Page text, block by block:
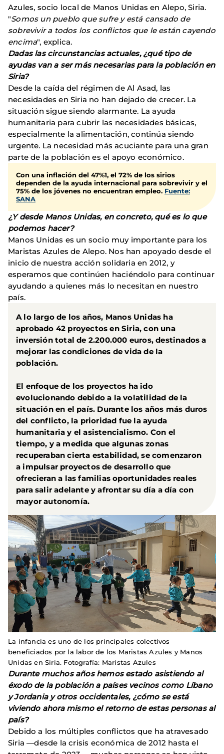
Azules, socio local de Manos Unidas en Alepo, Siria.
"Somos un pueblo que sufre y está cansado de
sobrevivir a todos los conflictos que le están cayendo
encima", explica.
Dadas las circunstancias actuales, ¿qué tipo de
ayudas van a ser más necesarias para la población en
Siria?
Desde la caída del régimen de Al Asad, las
necesidades en Siria no han dejado de crecer. La
situación sigue siendo alarmante. La ayuda
humanitaria para cubrir las necesidades básicas,
especialmente la alimentación, continúa siendo
urgente. La necesidad más acuciante para una gran
parte de la población es el apoyo económico.
Con una inflación del 47%1, el 72% de los sirios
dependen de la ayuda internacional para sobrevivir y el
75% de los jóvenes no encuentran empleo. Fuente:
SANA
¿Y desde Manos Unidas, en concreto, qué es lo que
podemos hacer?
Manos Unidas es un socio muy importante para los
Maristas Azules de Alepo. Nos han apoyado desde el
inicio de nuestra acción solidaria en 2012, y
esperamos que continúen haciéndolo para continuar
ayudando a quienes más lo necesitan en nuestro
país.
A lo largo de los años, Manos Unidas ha
aprobado 42 proyectos en Siria, con una
inversión total de 2.200.000 euros, destinados a
mejorar las condiciones de vida de la
población.
El enfoque de los proyectos ha ido
evolucionando debido a la volatilidad de la
situación en el país. Durante los años más duros
del conflicto, la prioridad fue la ayuda
humanitaria y el asistencialismo. Con el
tiempo, y a medida que algunas zonas
recuperaban cierta estabilidad, se comenzaron
a impulsar proyectos de desarrollo que
ofrecieran a las familias oportunidades reales
para salir adelante y afrontar su día a día con
mayor autonomía.
La infancia es uno de los principales colectivos
beneficiados por la labor de los Maristas Azules y Manos
Unidas en Siria. Fotografía: Maristas Azules
Durante muchos años hemos estado asistiendo al
éxodo de la población a países vecinos como Líbano
y Jordania y otros occidentales, ¿cómo se está
viviendo ahora mismo el retorno de estas personas al
país?
Debido a los múltiples conflictos que ha atravesado
Siria —desde la crisis económica de 2012 hasta el